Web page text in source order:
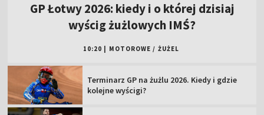
GP Łotwy 2026: kiedy i o której dzisiaj
wyścig żużlowych IMŚ?
10:20 MOTOROWE / ŻUŻEL
Terminarz GP na żużlu 2026. Kiedy i gdzie
kolejne wyścigi?